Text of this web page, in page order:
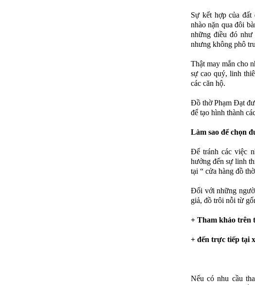
Sự kết hợp của
nhào nặn qua đôi
những điều đó
nhưng không phô
Thật may mắn cho
sự cao quý, linh
các căn hộ.
Đồ thờ Phạm Đạt
để tạo hình thành
Làm sao để chọn
Để tránh các việc
hưởng đến sự linh
tại “ cửa hàng đồ
Đối với những
giả, đồ trôi nỗi từ
+ Tham khảo trên
+ đến trực tiếp tại
Nếu có nhu cầu